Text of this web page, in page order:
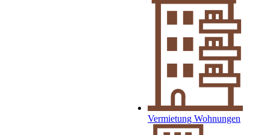
Vermietung Wohnungen